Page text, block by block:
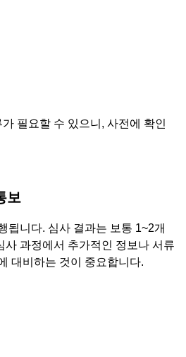
필요할 수 있으니, 사전에 확인
보
됩니다. 심사 결과는 보통 1~2개
사 과정에서 추가적인 정보나 서류
대비하는 것이 중요합니다.